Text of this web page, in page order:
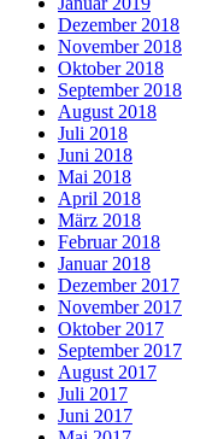
Dezember 2018
November 2018
Oktober 2018
September 2018
August 2018
Juli 2018
Juni 2018
Mai 2018
April 2018
März 2018
Februar 2018
Januar 2018
Dezember 2017
November 2017
Oktober 2017
September 2017
August 2017
Juli 2017
Juni 2017